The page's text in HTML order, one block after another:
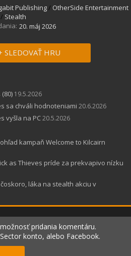
Publishing/ OtherSide Entertainment
/ Stealth
20. máj 2026
SLEDOVAŤ HRU
19.5.2026
sa chváli hodnoteniami 20.6.2026
vyšla na PC20.5.2026
kampaň Welcome to Kilcairn
as Thieves príde za prekvapivo nízku
láka na stealth akciu v
pridania komentáru.
konto, alebo Facebook.